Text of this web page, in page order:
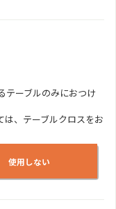
人
テーブルのみにおつけ
は、テーブルクロスをお
使用しない